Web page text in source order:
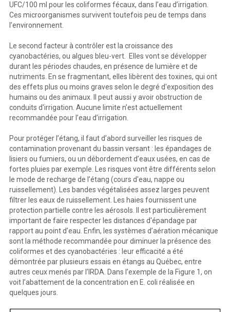
UFC/100 ml pour les coliformes fécaux, dans l’eau d’irrigation.
Ces microorganismes survivent toutefois peu de temps dans
l’environnement.
Le second facteur à contrôler est la croissance des
cyanobactéries, ou algues bleu-vert. Elles vont se développer
durant les périodes chaudes, en présence de lumière et de
nutriments. En se fragmentant, elles libèrent des toxines, qui ont
des effets plus ou moins graves selon le degré d'exposition des
humains ou des animaux. Il peut aussi y avoir obstruction de
conduits d'irrigation. Aucune limite n’est actuellement
recommandée pour l’eau d’irrigation.
Pour protéger l’étang, il faut d’abord surveiller les risques de
contamination provenant du bassin versant : les épandages de
lisiers ou fumiers, ou un débordement d’eaux usées, en cas de
fortes pluies par exemple. Les risques vont être différents selon
le mode de recharge de l’étang (cours d'eau, nappe ou
ruissellement). Les bandes végétalisées assez larges peuvent
filtrer les eaux de ruissellement. Les haies fournissent une
protection partielle contre les aérosols. Il est particulièrement
important de faire respecter les distances d'épandage par
rapport au point d’eau. Enfin, les systèmes d’aération mécanique
sont la méthode recommandée pour diminuer la présence des
coliformes et des cyanobactéries : leur efficacité a été
démontrée par plusieurs essais en étangs au Québec, entre
autres ceux menés par l’IRDA. Dans l’exemple de la Figure 1, on
voit l’abattement de la concentration en E. coli réalisée en
quelques jours.